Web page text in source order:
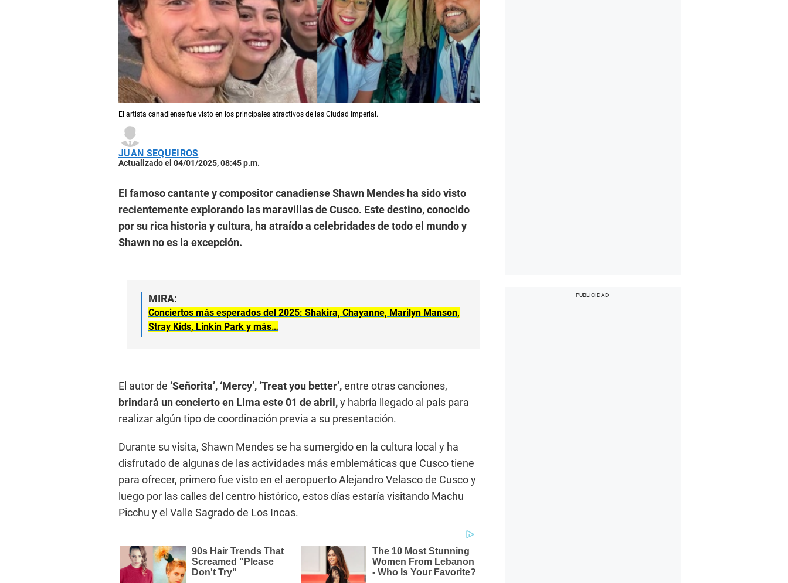
El artista canadiense fue visto en los principales atractivos de las Ciudad Imperial.
JUAN SEQUEIROS
Actualizado el 04/01/2025, 08:45 p.m.
El famoso cantante y compositor canadiense Shawn Mendes ha sido visto
recientemente explorando las maravillas de Cusco. Este destino, conocido
por su rica historia y cultura, ha atraído a celebridades de todo el mundo y
Shawn no es la excepción.
MIRA:
Conciertos más esperados del 2025: Shakira, Chayanne, Marilyn Manson,
Stray Kids, Linkin Park y más…
El autor de ‘Señorita’, ‘Mercy’, ‘Treat you better’,entre otras canciones,
brindará un concierto en Lima este 01 de abril,y habría llegado al país para
realizar algún tipo de coordinación previa a su presentación.
Durante su visita, Shawn Mendes se ha sumergido en la cultura local y ha
disfrutado de algunas de las actividades más emblemáticas que Cusco tiene
para ofrecer, primero fue visto en el aeropuerto Alejandro Velasco de Cusco y
luego por las calles del centro histórico, estos días estaría visitando Machu
Picchu y el Valle Sagrado de Los Incas.